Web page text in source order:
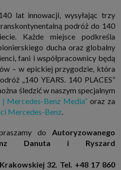
lat innowacji, wysyłając trzy
podróż do 140
Każde miejsce podkreśla
ducha oraz globalny
fani i współpracownicy będą
– w epickiej przygodzie, która
„140 YEARS. 140 PLACES”
śledzić w naszym specjalnym
Mercedes-Benz Media” oraz za
Mercedes-Benz.
do Autoryzowanego
Danuta i Ryszard
32. Tel. +48 17 860